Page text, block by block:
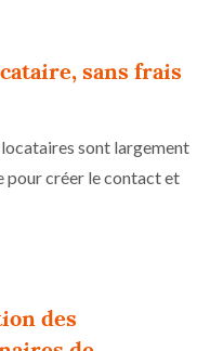
sans frais
sont largement
pour créer le contact et
des